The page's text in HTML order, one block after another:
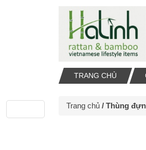
TRANG CHỦ
Trang chủ / Thùng